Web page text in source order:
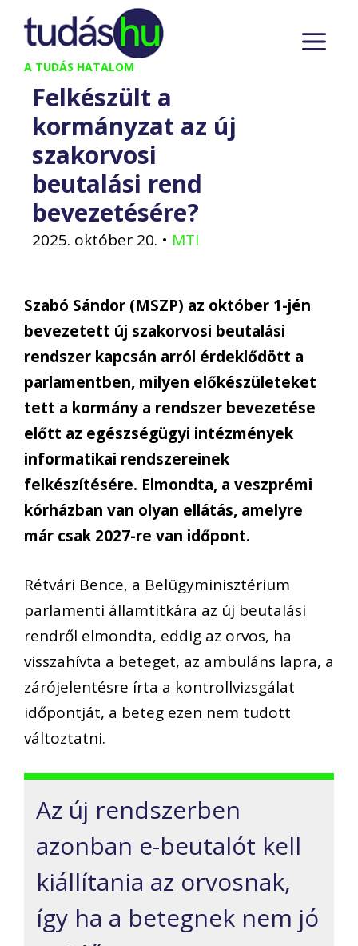
Kilépés
tartalomba
A TUDÁS HATALOM
Felkészült a
kormányzat az új
szakorvosi
beutalási rend
bevezetésére?
2025. október 20. • MTI
Szabó Sándor (MSZP) az október 1-jén
bevezetett új szakorvosi beutalási
rendszer kapcsán arról érdeklődött a
parlamentben, milyen előkészületeket
tett a kormány a rendszer bevezetése
előtt az egészségügyi intézmények
informatikai rendszereinek
felkészítésére. Elmondta, a veszprémi
kórházban van olyan ellátás, amelyre
már csak 2027-re van időpont.
Rétvári Bence, a Belügyminisztérium
parlamenti államtitkára az új beutalási
rendről elmondta, eddig az orvos, ha
visszahívta a beteget, az ambuláns lapra, a
zárójelentésre írta a kontrollvizsgálat
időpontját, a beteg ezen nem tudott
változtatni.
Az új rendszerben
azonban e-beutalót kell
kiállítania az orvosnak,
így ha a betegnek nem jó